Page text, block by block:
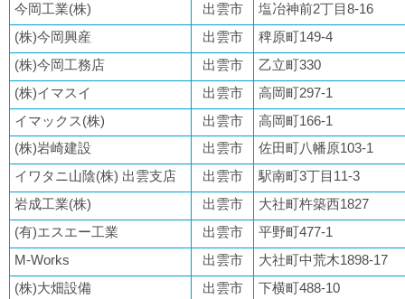
今岡工業(株)
出雲市
塩冶神前2丁目8-16
(株)今岡興産
出雲市
稗原町149-4
(株)今岡工務店
出雲市
乙立町330
(株)イマスイ
出雲市
高岡町297-1
イマックス(株)
出雲市
高岡町166-1
(株)岩崎建設
出雲市
佐田町八幡原103-1
イワタニ山陰(株) 出雲支店
出雲市
駅南町3丁目11-3
岩成工業(株)
出雲市
大社町杵築西1827
(有)エスエー工業
出雲市
平野町477-1
M-Works
出雲市
大社町中荒木1898-17
(株)大畑設備
出雲市
下横町488-10